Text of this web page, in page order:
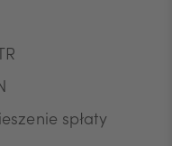
spłaty